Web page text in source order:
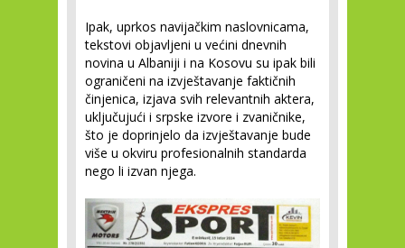
Ipak, uprkos navijačkim naslovnicama,
tekstovi objavljeni u većini dnevnih
novina u Albaniji i na Kosovu su ipak bili
ograničeni na izvještavanje faktičnih
činjenica, izjava svih relevantnih aktera,
uključujući i srpske izvore i zvaničnike,
što je doprinjelo da izvještavanje bude
više u okviru profesionalnih standarda
nego li izvan njega.